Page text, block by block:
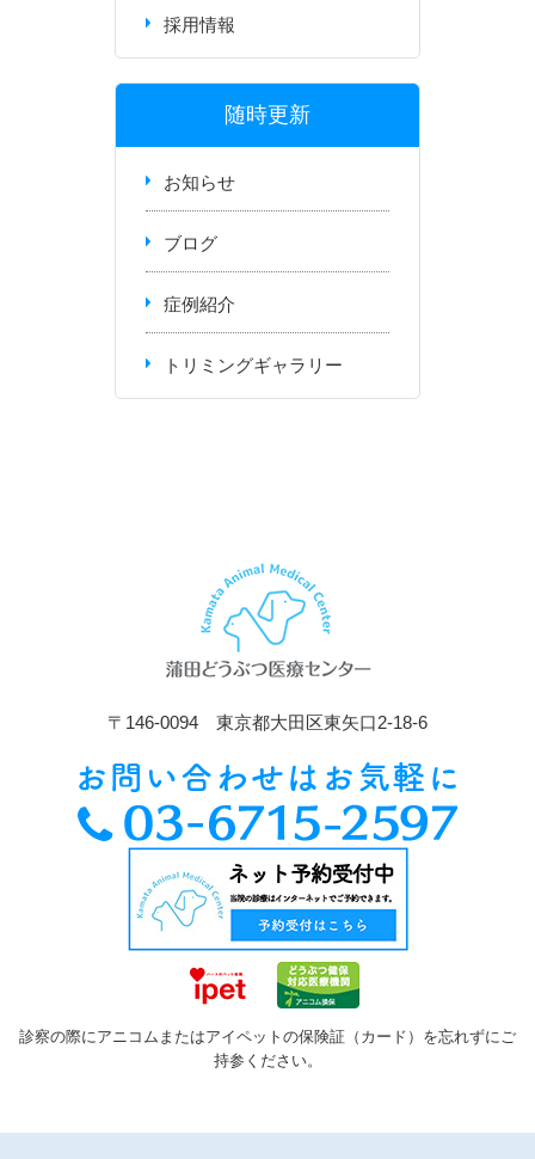
採用情報
随時更新
お知らせ
ブログ
症例紹介
トリミングギャラリー
〒146-0094 東京都大田区東矢口2-18-6
診察の際にアニコムまたはアイペットの保険証（カード）を忘れずにご
持参ください。